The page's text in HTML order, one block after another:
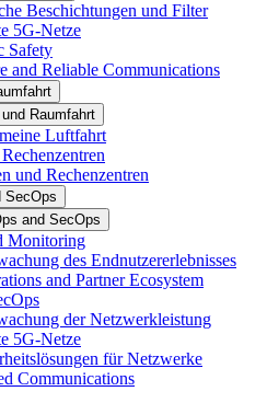
Beschichtungen und Filter
5G-Netze
Safety
and Reliable Communications
und Raumfahrt
Luftfahrt
und Rechenzentren
SecOps
and SecOps
Monitoring
des Endnutzererlebnisses
and Partner Ecosystem
der Netzwerkleistung
5G-Netze
für Netzwerke
Communications